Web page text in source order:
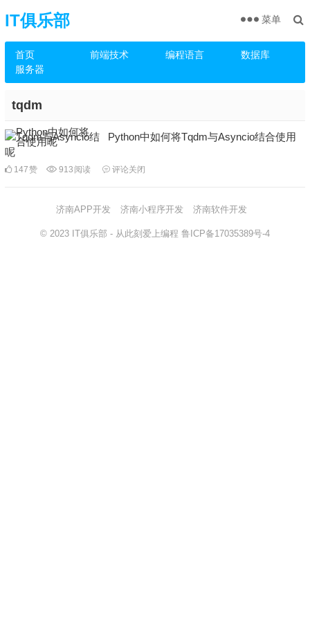
IT俱乐部
首页 前端技术 编程语言
数据库
服务器
菜单
tqdm
Python中如何将Tqdm与Asyncio结合使用
呢
147赞 913 阅读 评论关闭
济南APP开发 济南小程序开发 济南软件开发
© 2023 IT俱乐部 - 从此刻爱上编程 鲁ICP备17035389号-4